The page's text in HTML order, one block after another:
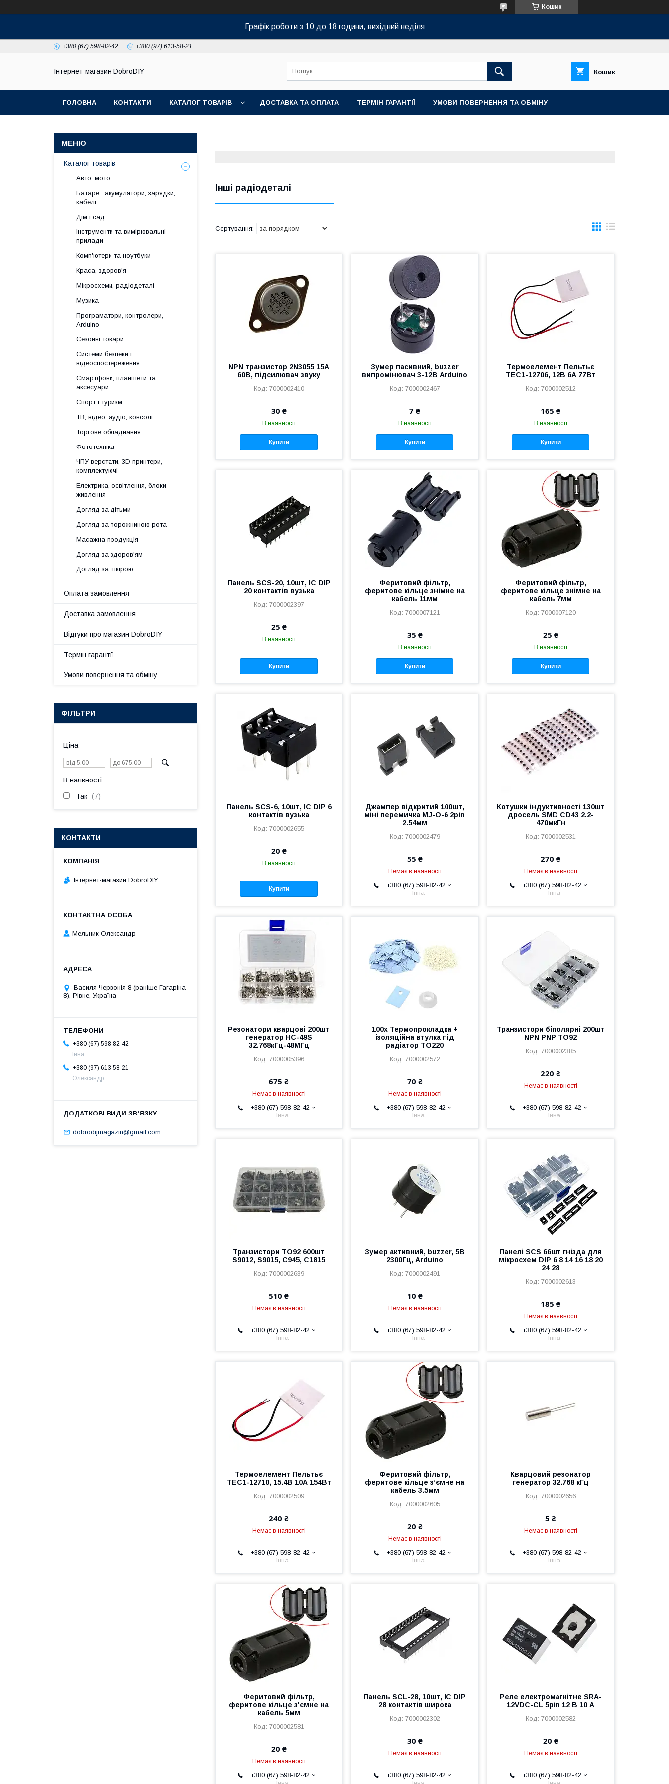
Кошик
Графік роботи з 10 до 18 години, вихідний неділя
+380 (67) 598-82-42 +380 (97) 613-58-21
Інтернет-магазин DobroDIY Кошик
ГОЛОВНА КОНТАКТИ КАТАЛОГ ТОВАРІВ ДОСТАВКА ТА ОПЛАТА ТЕРМІН ГАРАНТІЇ УМОВИ ПОВЕРНЕННЯ ТА ОБМІНУ
Інші радіодеталі
NPN транзистор 2N3055 15А
60В, підсилювач звуку
7000002410
30 ₴
В наявності
Купити
Зумер пасивний, buzzer
випромінювач 3-12В Arduino
7000002467
7 ₴
В наявності
Купити
Термоелемент Пельтьє
TEC1-12706, 12В 6А 77Вт
7000002512
165 ₴
В наявності
Купити
Панель SCS-20, 10шт, IC DIP
20 контактів вузька
7000002397
25 ₴
В наявності
Купити
Феритовий фільтр,
феритове кільце знімне на
кабель 11мм
7000007121
35 ₴
В наявності
Купити
Феритовий фільтр,
феритове кільце знімне на
кабель 7мм
7000007120
25 ₴
В наявності
Купити
Панель SCS-6, 10шт, IC DIP 6
контактів вузька
7000002655
20 ₴
В наявності
Купити
Джампер відкритий 100шт,
міні перемичка MJ-O-6 2pin
2.54мм
7000002479
55 ₴
Немає в наявності
+380 (67) 598-82-42
Інна
Котушки індуктивності 130шт
дросель SMD CD43 2.2-
470мкГн
7000002531
270 ₴
Немає в наявності
+380 (67) 598-82-42
Інна
Резонатори кварцові 200шт
генератор HC-49S
32.768кГц-48МГц
7000005396
675 ₴
Немає в наявності
+380 (67) 598-82-42
Інна
100x Термопрокладка +
ізоляційна втулка під
радіатор TO220
7000002572
70 ₴
Немає в наявності
+380 (67) 598-82-42
Інна
Транзистори біполярні 200шт
NPN PNP TO92
7000002385
220 ₴
Немає в наявності
+380 (67) 598-82-42
Інна
Транзистори TO92 600шт
S9012, S9015, С945, С1815
7000002639
510 ₴
Немає в наявності
+380 (67) 598-82-42
Інна
Зумер активний, buzzer, 5В
2300Гц, Arduino
7000002491
10 ₴
Немає в наявності
+380 (67) 598-82-42
Інна
Панелі SCS 66шт гнізда для
мікросхем DIP 6 8 14 16 18 20
24 28
7000002613
185 ₴
Немає в наявності
+380 (67) 598-82-42
Інна
Термоелемент Пельтьє
TEC1-12710, 15.4В 10А 154Вт
7000002509
240 ₴
Немає в наявності
+380 (67) 598-82-42
Інна
Феритовий фільтр,
феритове кільце з’ємне на
кабель 3.5мм
7000002605
20 ₴
Немає в наявності
+380 (67) 598-82-42
Інна
Кварцовий резонатор
генератор 32.768 кГц
7000002656
5 ₴
Немає в наявності
+380 (67) 598-82-42
Інна
Феритовий фільтр,
феритове кільце з'ємне на
кабель 5мм
7000002581
20 ₴
Немає в наявності
+380 (67) 598-82-42
Панель SCL-28, 10шт, IC DIP
28 контактів широка
7000002302
30 ₴
Немає в наявності
+380 (67) 598-82-42
Реле електромагнітне SRA-
12VDC-CL 5pin 12 В 10 А
7000002582
20 ₴
Немає в наявності
+380 (67) 598-82-42
Каталог товарів
Авто, мото
Батареї, акумулятори, зарядки,
кабелі
Дім і сад
Інструменти та вимірювальні
прилади
Комп'ютери та ноутбуки
Краса, здоров'я
Мікросхеми, радіодеталі
Музика
Програматори, контролери,
Arduino
Сезонні товари
Системи безпеки і
відеоспостереження
Смартфони, планшети та
аксесуари
Спорт і туризм
ТВ, відео, аудіо, консолі
Торгове обладнання
Фототехніка
ЧПУ верстати, 3D принтери,
комплектуючі
Електрика, освітлення, блоки
живлення
Догляд за дітьми
Догляд за порожниною рота
Масажна продукція
Догляд за здоров'ям
Догляд за шкірою
Оплата замовлення
Доставка замовлення
Відгуки про магазин DobroDIY
Термін гарантії
Умови повернення та обміну
ФІЛЬТРИ
Ціна
В наявності
Так 7
КОНТАКТИ
Інтернет-магазин DobroDIY
Мельник Олександр
Василя Червонія 8 (раніше Гагаріна
8), Рівне, Україна
+380 (67) 598-82-42
Інна
+380 (97) 613-58-21
Олександр
dobrodijmagazin@gmail.com